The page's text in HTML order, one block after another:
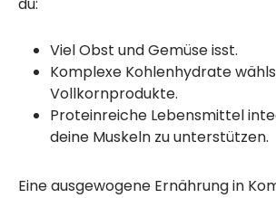
Viel Obst und Gemüse isst.
Komplexe Kohlenhydrate
Vollkornprodukte.
Proteinreiche Lebensmittel
deine Muskeln zu unterstützen.
Eine ausgewogene Ernährung in